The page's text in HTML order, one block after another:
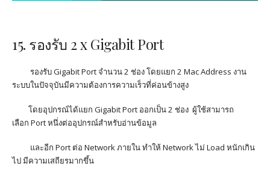
15. รองรับ 2 x Gigabit Port
รองรับGigabit Portจำนวน2 ช่องโดยแยก 2 Mac Address งาน
ระบบในปัจจุบันมีความต้องการความเร็วที่ค่อนข้างสูง
โดยอุปกรณ์ได้แยก Gigabit Port ออกเป็น2 ช่อง ผู้ใช้สามารถ
เลือก Portหนึงต่ออุปกรณ์สำหรับอ่านข้อมูล
และอีก Port ต่อ Networkภายในทำให้Networkไม่ Load หนักเกิน
ไป มีความเสถียรมากขึ้น